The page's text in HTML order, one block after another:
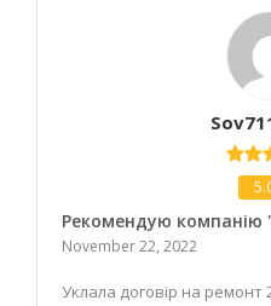
Рекомендую компанію
November 22, 2022
Уклала договір на ремонт